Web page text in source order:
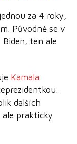
za 4 roky,
Původně se v
ten ale
Kamala
dalších
ale prakticky